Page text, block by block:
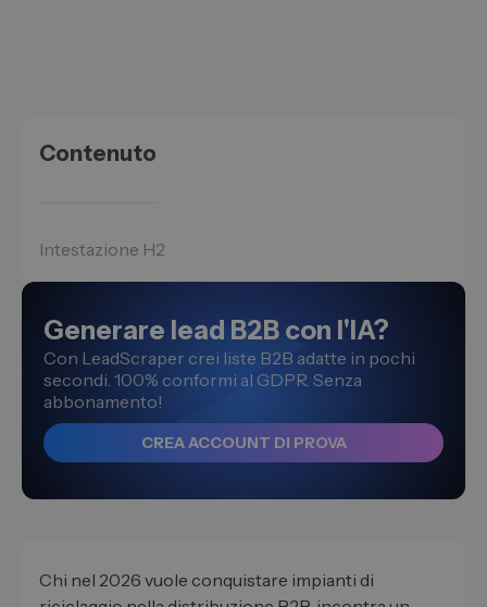
Contenuto
Intestazione H2
Generare lead B2B con l'IA?
Con LeadScraper crei liste B2B adatte in pochi
secondi. 100% conformi al GDPR. Senza
abbonamento!
CREA ACCOUNT DI PROVA
Chi nel 2026 vuole conquistare impianti di